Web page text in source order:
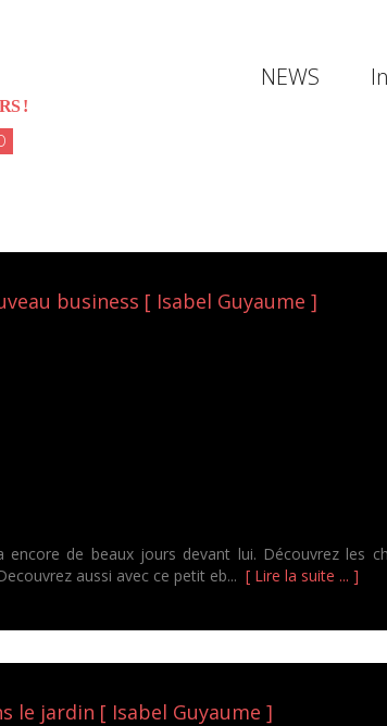
!
NEWS
business [ Isabel Guyaume ]
de beaux jours devant lui. Découvrez les
aussi avec ce petit eb... [ Lire la suite ... ]
le jardin [ Isabel Guyaume ]